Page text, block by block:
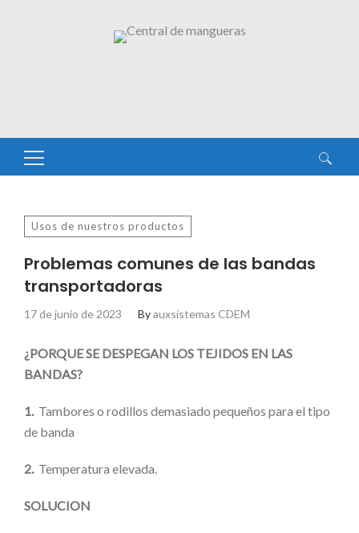
Buscar:
Usos de nuestros productos
Problemas comunes de las bandas
transportadoras
17 de junio de 2023 Byauxsistemas CDEM
¿PORQUE SE DESPEGAN LOS TEJIDOS EN LAS
BANDAS?
1. Tambores o rodillos demasiado pequeños para el tipo
de banda
2. Temperatura elevada.
SOLUCION